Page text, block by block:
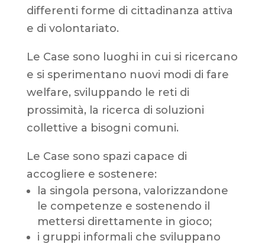
differenti forme di cittadinanza attiva
e di volontariato.
Le Case sono luoghi in cui si ricercano
e si sperimentano nuovi modi di fare
welfare, sviluppando le reti di
prossimità, la ricerca di soluzioni
collettive a bisogni comuni.
Le Case sono spazi capace di
accogliere e sostenere:
la singola persona, valorizzandone
le competenze e sostenendo il
mettersi direttamente in gioco;
i gruppi informali che sviluppano